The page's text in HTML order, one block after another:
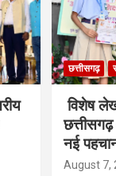
छत्तीसगढ़
विशेष
नई
August 7,